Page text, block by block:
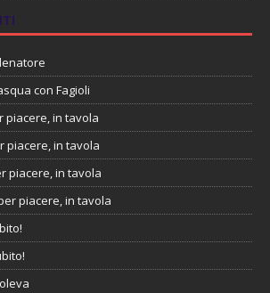
con Fagioli
piacere, in tavola
piacere, in tavola
piacere, in tavola
piacere, in tavola